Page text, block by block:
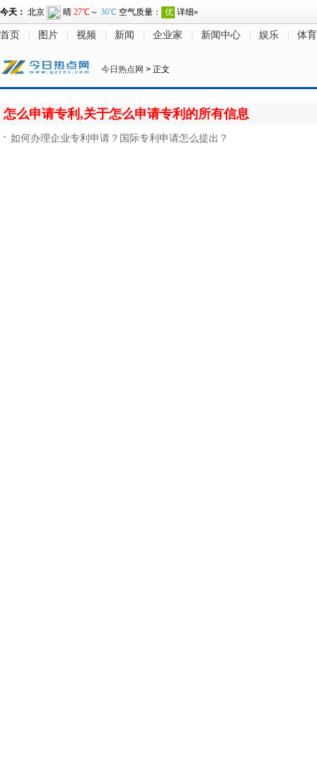
首页 图片 视频 新闻 企业家 新闻中心 娱乐 体育
今日热点网 > 正文
怎么申请专利,关于怎么申请专利的所有信息
如何办理企业专利申请？国际专利申请怎么提出？